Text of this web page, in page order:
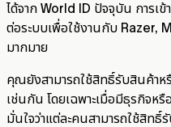
ได้จาก World ID ปัจจุบัน การเ
ต่อระบบเพื่อใช้งานกับ Razer,
มากมาย
คุณยังสามารถใช้สิทธิ์รับสินค้าห
เช่นกัน โดยเฉพาะเมื่อมีธุรกิจห
มั่นใจว่าแต่ละคนสามารถใช้สิท